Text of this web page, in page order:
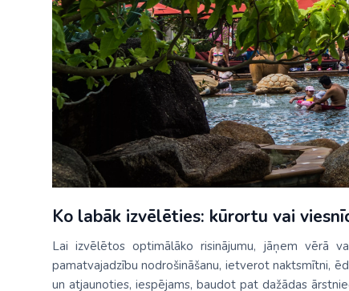
Ko labāk izvēlēties: kūrortu vai
Lai izvēlētos optimālāko risinājumu, jāņem vērā
pamatvajadzību nodrošināšanu, ietverot naktsmītni,
un atjaunoties, iespējams, baudot pat dažādas